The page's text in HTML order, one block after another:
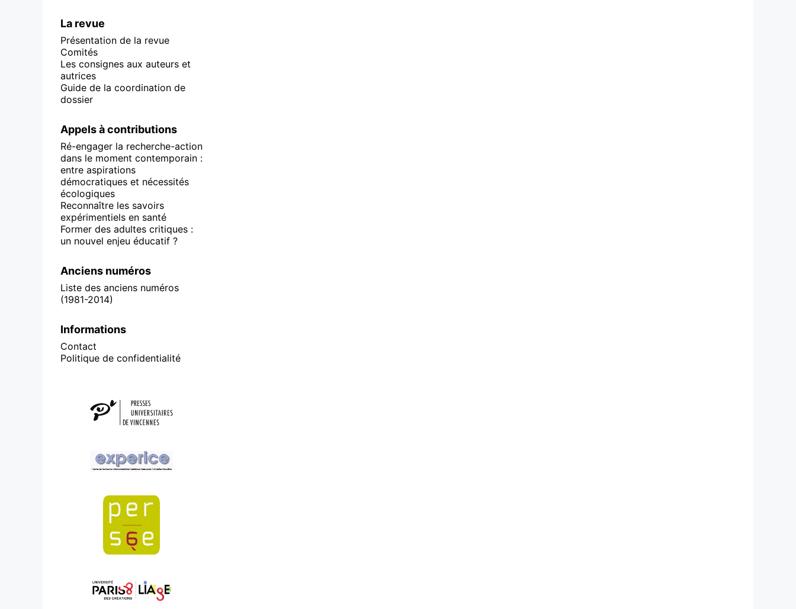
La revue
Présentation de la revue
Comités
Les consignes aux auteurs et
autrices
Guide de la coordination de
dossier
Appels à contributions
Ré-engager la recherche-action
dans le moment contemporain :
entre aspirations
démocratiques et nécessités
écologiques
Reconnaître les savoirs
expérimentiels en santé
Former des adultes critiques :
un nouvel enjeu éducatif ?
Anciens numéros
Liste des anciens numéros
(1981-2014)
Informations
Contact
Politique de confidentialité
Affiliations/partenaires